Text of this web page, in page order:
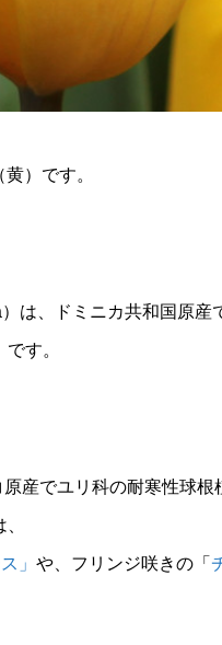
黄）です。
は、ドミニカ共和国原産
す。
産でユリ科の耐寒性球根
」 や、フリンジ咲きの「